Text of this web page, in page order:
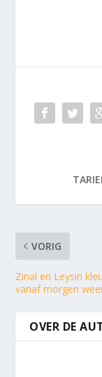
VORIG
Zinal en Leysin
vanaf morgen
OVER DE